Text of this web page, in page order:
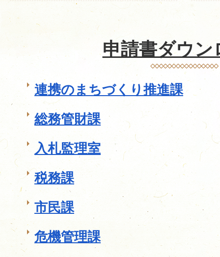
申請書ダウン
連携のまちづくり推進課
総務管財課
入札監理室
税務課
市民課
危機管理課